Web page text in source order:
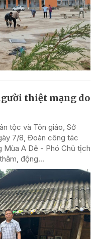
thiệt mạng do
tộc và Tôn giáo, Sở
7/8, Đoàn công tác
Mùa A Dê - Phó Chủ tịch
động...